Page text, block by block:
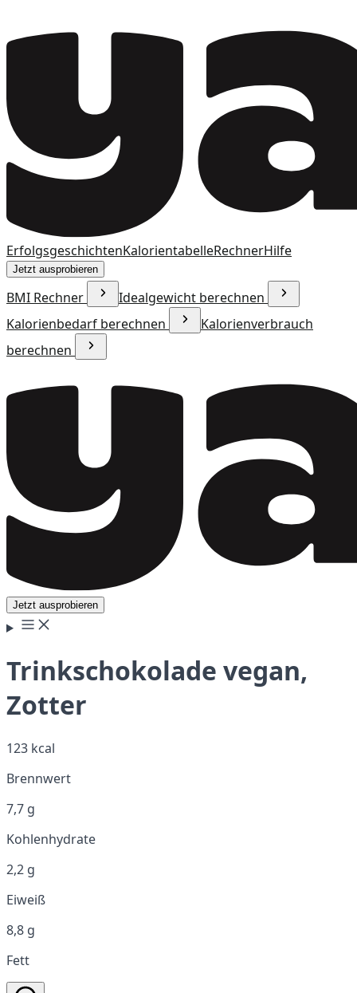
ErfolgsgeschichtenKalorientabelleRechnerHilfe
Jetzt ausprobieren
BMI Rechner
Idealgewicht berechnen
Kalorienbedarf berechnen
Kalorienverbrauch
berechnen
Jetzt ausprobieren
Trinkschokolade vegan,
Zotter
123 kcal
Brennwert
7,7 g
Kohlenhydrate
2,2 g
Eiweiß
8,8 g
Fett